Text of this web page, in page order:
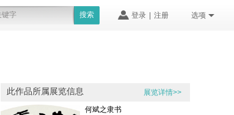
选项
登录 注册
搜索
此作品所属展览信息
展览详情>>
何斌之隶书